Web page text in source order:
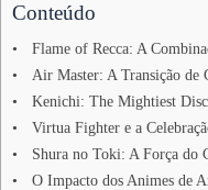
Conteúdo
Flame of Recca: A
Air Master: A Transição de
Kenichi: The Mightiest
Virtua Fighter e a
Shura no Toki: A Força do
O Impacto dos Animes de